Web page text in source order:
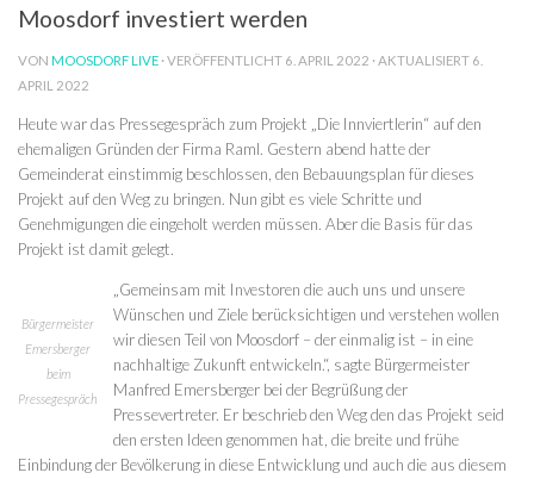
Moosdorf investiert werden
VON MOOSDORF LIVE · VERÖFFENTLICHT 6. APRIL 2022 · AKTUALISIERT 6.
APRIL 2022
Heute war das Pressegespräch zum Projekt „Die Innviertlerin“ auf den
ehemaligen Gründen der Firma Raml. Gestern abend hatte der
Gemeinderat einstimmig beschlossen, den Bebauungsplan für dieses
Projekt auf den Weg zu bringen. Nun gibt es viele Schritte und
Genehmigungen die eingeholt werden müssen. Aber die Basis für das
Projekt ist damit gelegt.
Bürgermeister
Emersberger
beim
Pressegespräch
„Gemeinsam mit Investoren die auch uns und unsere
Wünschen und Ziele berücksichtigen und verstehen wollen
wir diesen Teil von Moosdorf – der einmalig ist – in eine
nachhaltige Zukunft entwickeln.“, sagte Bürgermeister
Manfred Emersberger bei der Begrüßung der
Pressevertreter. Er beschrieb den Weg den das Projekt seid
den ersten Ideen genommen hat, die breite und frühe
Einbindung der Bevölkerung in diese Entwicklung und auch die aus diesem